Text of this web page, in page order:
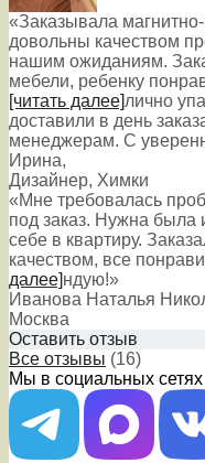
«Заказывала
довольны качеством
нашим ожиданиям.
мебели, ребенку
[читать далее]лично
доставили в день
менеджерам. С
Ирина,
Дизайнер, Химки
«Мне требовалась
под заказ. Нужна была
себе в квартиру.
качеством, все
далее]ндую!»
Иванова Наталья
Москва
Оставить отзыв
Все отзывы (16)
Мы в социальных сетях